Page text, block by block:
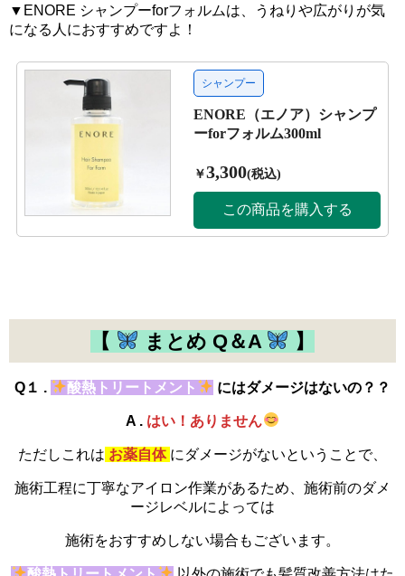
▼ENORE シャンプーforフォルムは、うねりや広がりが気
になる人におすすめですよ！
【 まとめ Q＆A 】
Q１ . 酸熱トリートメント にはダメージはないの？？
A . はい！ありません
ただしこれは お薬自体 にダメージがないということで、
施術工程に丁寧なアイロン作業があるため、施術前のダメ
ージレベルによっては
施術をおすすめしない場合もございます。